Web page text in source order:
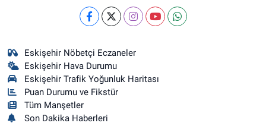
Eskişehir Nöbetçi Eczaneler
Eskişehir Hava Durumu
Eskişehir Trafik Yoğunluk Haritası
Puan Durumu ve Fikstür
Tüm Manşetler
Son Dakika Haberleri